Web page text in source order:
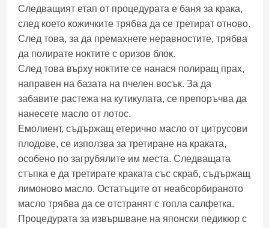
Следващият етап от процедурата е баня за крака,
след което кожичките трябва да се третират отново.
След това, за да премахнете неравностите, трябва
да полирате ноктите с оризов блок.
След това върху ноктите се нанася полиращ прах,
направен на базата на пчелен восък. За да
забавите растежа на кутикулата, се препоръчва да
нанесете масло от лотос.
Емолиент, съдържащ етерично масло от цитрусови
плодове, се използва за третиране на краката,
особено по загрубялите им места. Следващата
стъпка е да третирате краката със скраб, съдържащ
лимоново масло. Остатъците от неабсорбираното
масло трябва да се отстранят с топла салфетка.
Процедурата за извършване на японски педикюр с